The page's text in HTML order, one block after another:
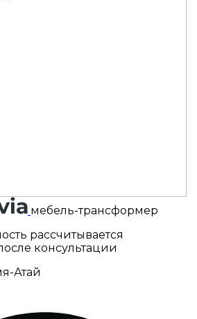
мебель-трансформер
рассчитывается
консультации
Атай